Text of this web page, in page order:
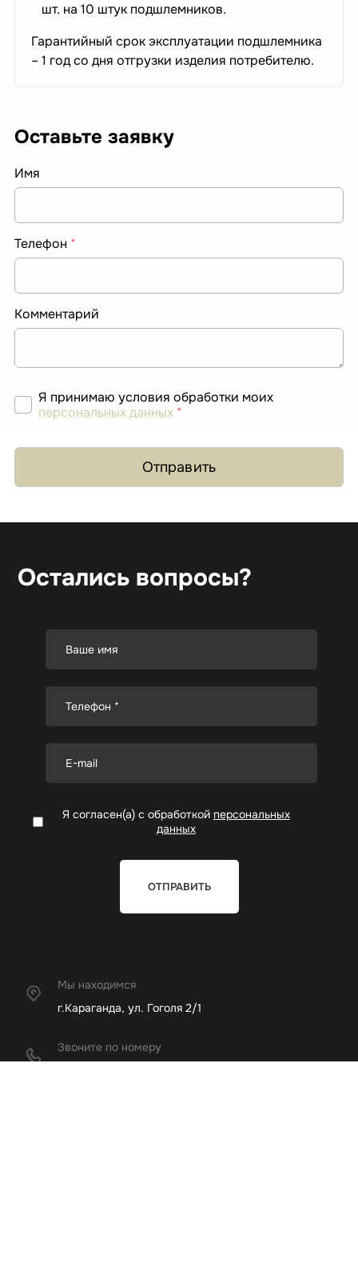
шт. на 10 штук подшлемников.
Гарантийный срок эксплуатации подшлемника
– 1 год со дня отгрузки изделия потребителю.
Оставьте заявку
Имя
Телефон *
Комментарий
Я принимаю условия обработки моих
персональных данных*
Отправить
Остались вопросы?
Я согласен(а) с обработкой персональных
данных
ОТПРАВИТЬ
Звоните по номеру
Мы находимся
г.Караганда, ул. Гоголя 2/1